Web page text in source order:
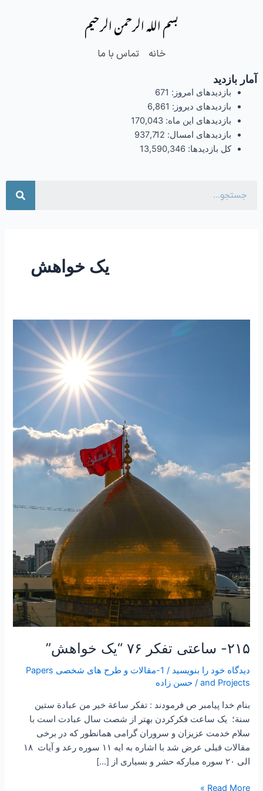
بسم الله الرحمن الرحیم
خانه تماس با ما
آمار بازدید
بازدیدهای امروز: 671
بازدیدهای دیروز: 6,861
بازدیدهای این ماه: 170,043
بازدیدهای امسال: 937,712
کل بازدیدها: 13,590,346
یک خواهش
۲۱۵- ساعتی تفکر ۷۶ “یک خواهش”
دیدگاه‌ خود را بنویسید /
1-مقالات و طرح های شخصی Papers
and Projects
/حسن زاده
بنام خدا پیامبر ص فرمودند : تفكر ساعة خير من عبادة ستين
سنة؛ یک ساعت فکرکردن بهتر از شصت سال عبادت است با
سلام خدمت عزیزان و سروران گرامی همانطور که در برخی
مقالات قبلی عرض شد با اشاره به ایه ۱۱ سوره رعد و آیات ۱۸
الی ۲۰ سوره مبارکه حشر و بسیاری از […]
Read More »